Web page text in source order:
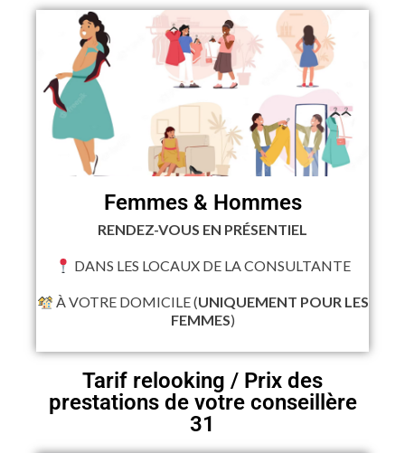
Femmes & Hommes
RENDEZ-VOUS EN PRÉSENTIEL
DANS LES LOCAUX DE LA CONSULTANTE
À VOTRE DOMICILE (UNIQUEMENT POUR LES
FEMMES)
Tarif relooking / Prix des
prestations de votre conseillère
31